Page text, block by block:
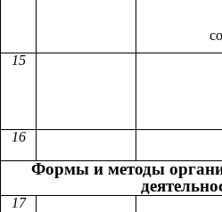
15
16
Формы и методы
17